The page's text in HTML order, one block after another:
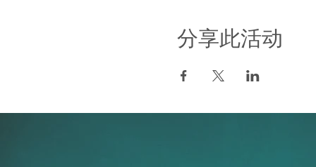
分享此活动